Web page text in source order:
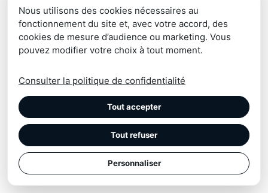
Nous utilisons des cookies nécessaires au
fonctionnement du site et, avec votre accord, des
cookies de mesure d’audience ou marketing. Vous
pouvez modifier votre choix à tout moment.
Consulter la politique de confidentialité
Tout accepter
Tout refuser
Personnaliser